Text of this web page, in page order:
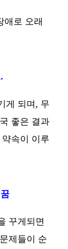
애로 오래
게 되며, 무
좋은 결과
속이 이루
꾸게되면
제들이 순